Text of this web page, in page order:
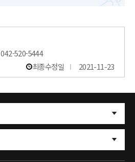
042-520-5444
최종수정일
2021-11-23